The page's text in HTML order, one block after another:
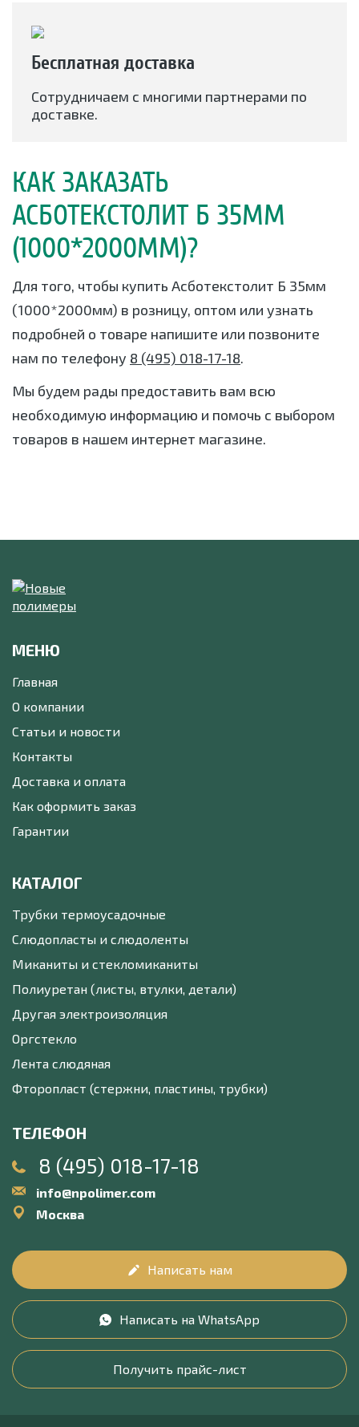
Бесплатная доставка
Сотрудничаем с многими партнерами по
доставке.
КАК ЗАКАЗАТЬ
АСБОТЕКСТОЛИТ Б 35ММ
(1000*2000ММ)?
Для того, чтобы купить Асботекстолит Б 35мм
(1000*2000мм) в розницу, оптом или узнать
подробней о товаре напишите или позвоните
нам по телефону 8 (495) 018-17-18.
Мы будем рады предоставить вам всю
необходимую информацию и помочь с выбором
товаров в нашем интернет магазине.
МЕНЮ
Главная
О компании
Статьи и новости
Контакты
Доставка и оплата
Как оформить заказ
Гарантии
КАТАЛОГ
Трубки термоусадочные
Слюдопласты и слюдоленты
Миканиты и стекломиканиты
Полиуретан (листы, втулки, детали)
Другая электроизоляция
Оргстекло
Лента слюдяная
Фторопласт (стержни, пластины, трубки)
ТЕЛЕФОН
8 (495) 018-17-18
info@npolimer.com
Москва
Написать нам
Написать на WhatsApp
Получить прайс-лист